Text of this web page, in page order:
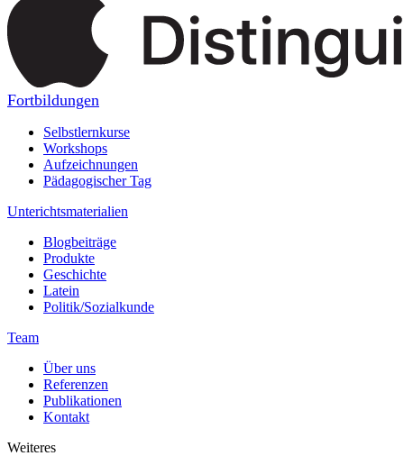
Fortbildungen
Selbstlernkurse
Workshops
Aufzeichnungen
Pädagogischer Tag
Unterichtsmaterialien
Blogbeiträge
Produkte
Geschichte
Latein
Politik/Sozialkunde
Team
Über uns
Referenzen
Publikationen
Kontakt
Weiteres